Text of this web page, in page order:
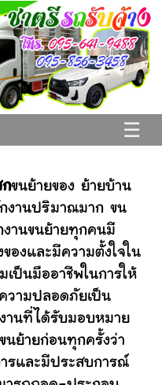
☰
กขนย้ายของ ย้ายบ้าน
งานปริมาณมาก ขน
านขนย้ายทุกคนมี
องและมีความตั้งใจใน
เป็นมืออาชีพในการให้
วามปลอดภัยเป็น
านที่ได้รับมอบหมาย
นย้ายก่อนทุกครั้งว่า
รและมีประสบการณ์